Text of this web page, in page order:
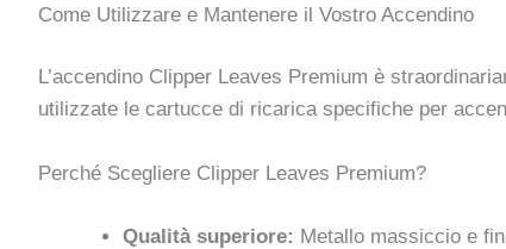
Come Utilizzare e Mantenere il Vostro Accendino
L’accendino Clipper Leaves Premium è
utilizzate le cartucce di ricarica specifiche per
Perché Scegliere Clipper Leaves Premium?
Qualità superiore: Metallo massiccio e